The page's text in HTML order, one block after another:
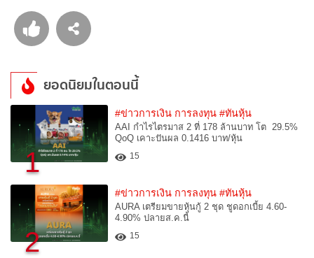
ยอดนิยมในตอนนี้
1
#ข่าวการเงิน การลงทุน #ทันหุ้น
AAI กำไรไตรมาส 2 ที่ 178 ล้านบาท โต 29.5%
QoQ เคาะปันผล 0.1416 บาท/หุ้น
15
2
#ข่าวการเงิน การลงทุน #ทันหุ้น
AURA เตรียมขายหุ้นกู้ 2 ชุด ชูดอกเบี้ย 4.60-
4.90% ปลายส.ค.นี้
15